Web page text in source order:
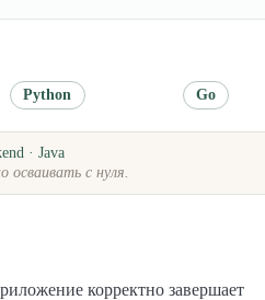
Python Go
· Java
с нуля.
корректно завершает